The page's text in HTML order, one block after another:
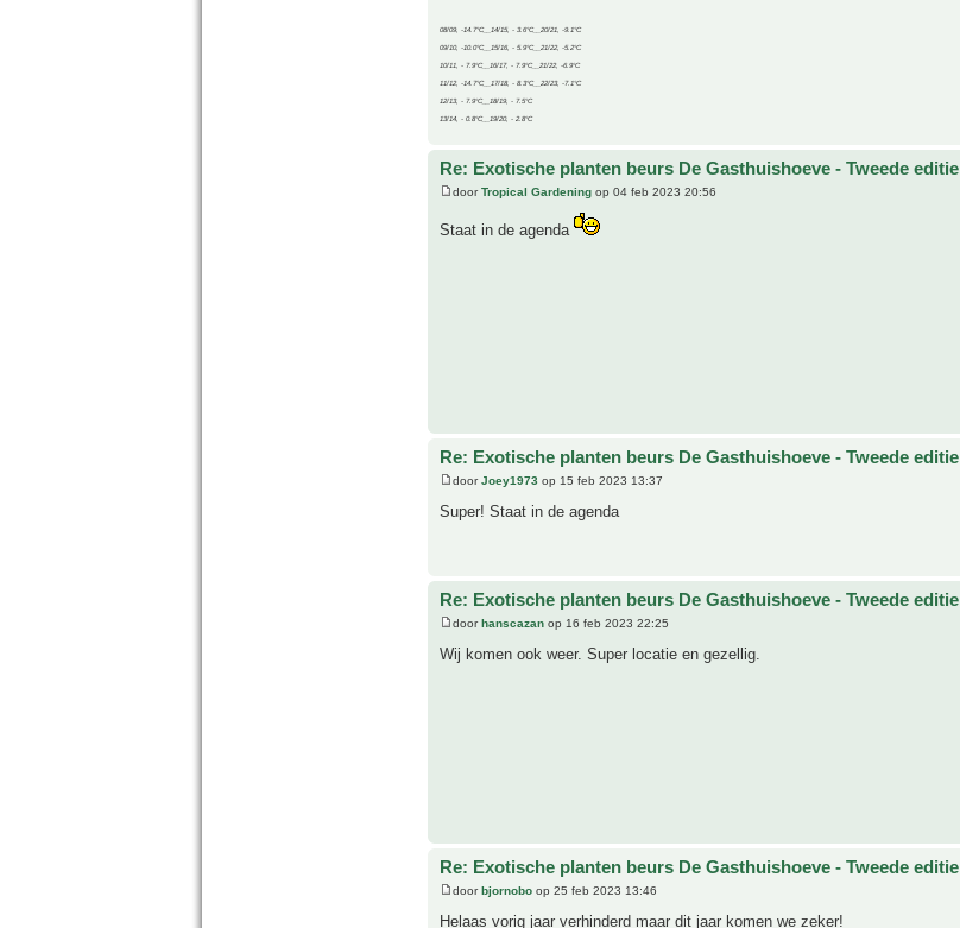
08/09, -14.7°C__14/15, - 3.6°C__20/21, -9.1°C
09/10, -10.0°C__15/16, - 5.9°C__21/22, -5.2°C
10/11, - 7.9°C__16/17, - 7.9°C__21/22, -6.9°C
11/12, -14.7°C__17/18, - 8.3°C__22/23, -7.1°C
12/13, - 7.9°C__18/19, - 7.5°C
13/14, - 0.8°C__19/20, - 2.8°C
Re: Exotische planten beurs De Gasthuishoeve - Tweede editie
doorTropical Gardening op 04 feb 2023 20:56
Staat in de agenda
Re: Exotische planten beurs De Gasthuishoeve - Tweede editie
doorJoey1973 op 15 feb 2023 13:37
Super! Staat in de agenda
Re: Exotische planten beurs De Gasthuishoeve - Tweede editie
doorhanscazan op 16 feb 2023 22:25
Wij komen ook weer. Super locatie en gezellig.
Re: Exotische planten beurs De Gasthuishoeve - Tweede editie
doorbjornobo op 25 feb 2023 13:46
Helaas vorig jaar verhinderd maar dit jaar komen we zeker!